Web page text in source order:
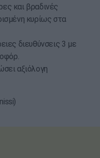
και βραδινές
κυρίως στα
διευθύνσεις 3 με
αξιόλογη